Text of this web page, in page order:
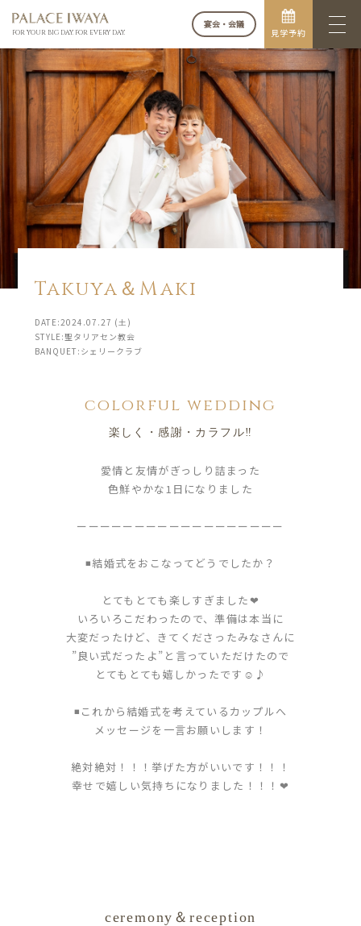
FOR YOUR BIG DAY. FOR EVERY DAY.
宴会・会議
見学予約
Takuya＆Maki
DATE:2024.07.27 (土)
STYLE:聖タリアセン教会
BANQUET:シェリークラブ
colorful wedding
楽しく・感謝・カラフル‼︎
愛情と友情がぎっしり詰まった
色鮮やかな1日になりました
ーーーーーーーーーーーーーーーーーー
◾️結婚式をおこなってどうでしたか？
とてもとても楽しすぎました❤︎
いろいろこだわったので、準備は本当に
大変だったけど、きてくださったみなさんに
”良い式だったよ”と言っていただけたので
とてもとても嬉しかったです☺︎♪
◾️これから結婚式を考えているカップルへ
メッセージを一言お願いします！
絶対絶対！！！挙げた方がいいです！！！
幸せで嬉しい気持ちになりました！！！❤︎
ceremony＆reception